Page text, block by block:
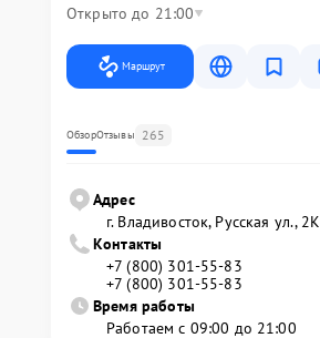
Открыто до 21:00
Маршрут
ОбзорОтзывы 265
Адрес
г. Владивосток, Русская ул., 2К
Контакты
+7 (800) 301-55-83
+7 (800) 301-55-83
Время работы
Работаем с 09:00 до 21:00